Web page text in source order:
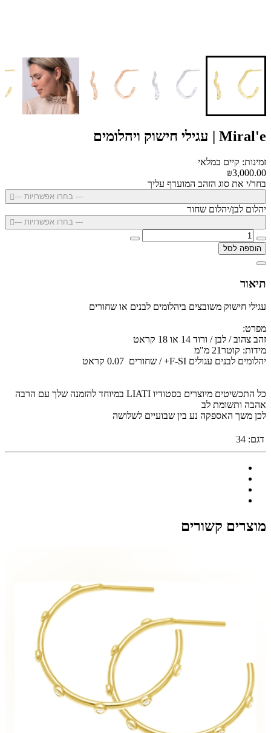
Miral'e | עגילי חישוק ויהלומים
זמינות: קיים במלאי
₪3,000.00
בחר/י את סוג הזהב המועדף עליך
--- בחרו אפשרויות ---
יהלום לבן/יהלום שחור
--- בחרו אפשרויות ---
הוספה לסל
תיאור
עגילי חישוק משובצים ביהלומים לבנים או שחורים
מפרט:
זהב צהוב / לבן / ורוד 14 או 18 קראט
מידות: קוטר21 מ"מ
יהלומים לבנים עגולים F-SI+ / שחורים
0.07 קראט
כל התכשיטים מיוצרים בסטודיו LIATI במיוחד להזמנה שלך עם הרבה
אהבה ותשומת לב
לכן משך האספקה נע בין שבועיים לשלושה
דגם: 34
מוצרים קשורים